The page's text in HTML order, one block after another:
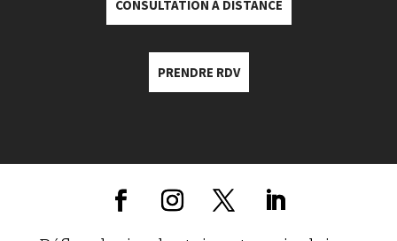
CONSULTATION À DISTANCE
PRENDRE RDV